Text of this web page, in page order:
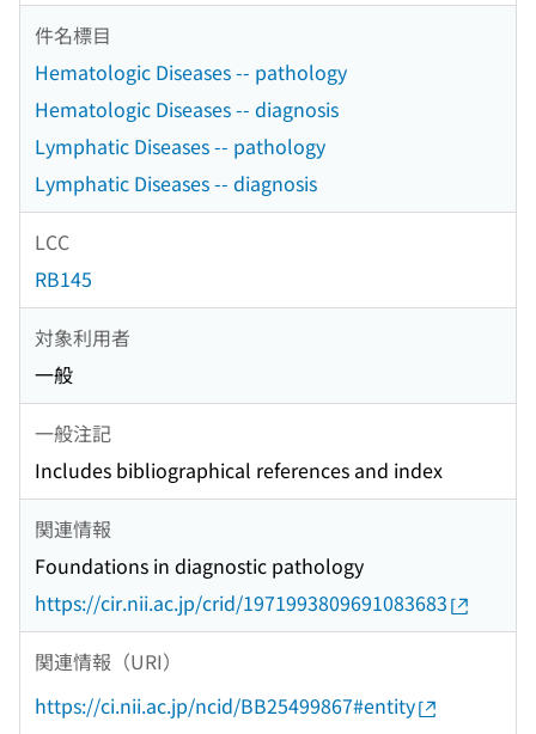
件名標目
Hematologic Diseases -- pathology
Hematologic Diseases -- diagnosis
Lymphatic Diseases -- pathology
Lymphatic Diseases -- diagnosis
LCC
RB145
対象利用者
一般
一般注記
Includes bibliographical references and index
関連情報
Foundations in diagnostic pathology
https://cir.nii.ac.jp/crid/1971993809691083683
関連情報（URI）
https://ci.nii.ac.jp/ncid/BB25499867#entity